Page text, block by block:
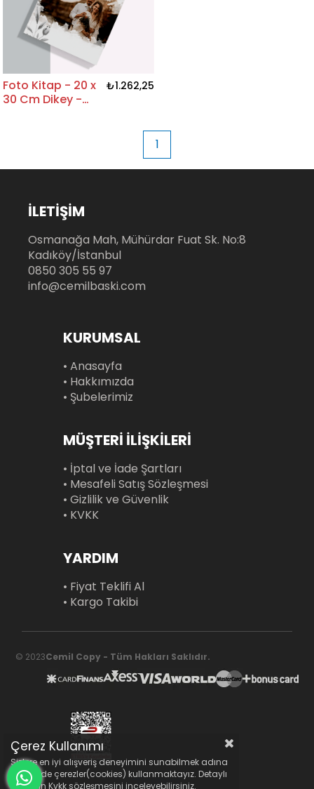
Foto Kitap - 20 x
30 Cm Dikey -
₺1.262,25
1
İLETİŞİM
Osmanağa Mah, Mühürdar Fuat Sk. No:8
Kadıköy/İstanbul
0850 305 55 97
info@cemilbaski.com
KURUMSAL
• Anasayfa
• Hakkımızda
• Şubelerimiz
MÜŞTERİ İLİŞKİLERİ
• İptal ve İade Şartları
• Mesafeli Satış Sözleşmesi
• Gizlilik ve Güvenlik
• KVKK
YARDIM
• Fiyat Teklifi Al
• Kargo Takibi
© 2023Cemil Copy - Tüm Hakları Saklıdır.
Çerez Kullanımı
Sizlere en iyi alışveriş deneyimini sunabilmek adına
sitemizde çerezler(cookies) kullanmaktayız. Detaylı
bilgi için Kvkk sözleşmesini inceleyebilirsiniz.